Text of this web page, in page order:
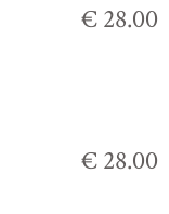
€ 28.00
€ 28.00